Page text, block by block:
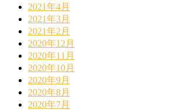
2021年4月
2021年3月
2021年2月
2020年12月
2020年11月
2020年10月
2020年9月
2020年8月
2020年7月